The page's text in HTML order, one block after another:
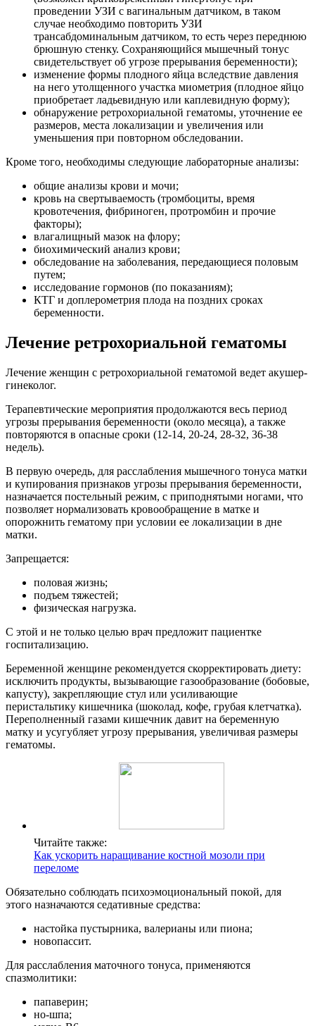
проведении УЗИ с вагинальным датчиком, в таком
случае необходимо повторить УЗИ
трансабдоминальным датчиком, то есть через переднюю
брюшную стенку. Сохраняющийся мышечный тонус
свидетельствует об угрозе прерывания беременности);
изменение формы плодного яйца вследствие давления
на него утолщенного участка миометрия (плодное яйцо
приобретает ладьевидную или каплевидную форму);
обнаружение ретрохориальной гематомы, уточнение ее
размеров, места локализации и увеличения или
уменьшения при повторном обследовании.
Кроме того, необходимы следующие лабораторные анализы:
общие анализы крови и мочи;
кровь на свертываемость (тромбоциты, время
кровотечения, фибриноген, протромбин и прочие
факторы);
влагалищный мазок на флору;
биохимический анализ крови;
обследование на заболевания, передающиеся половым
путем;
исследование гормонов (по показаниям);
КТГ и доплерометрия плода на поздних сроках
беременности.
Лечение ретрохориальной гематомы
Лечение женщин с ретрохориальной гематомой ведет акушер-
гинеколог.
Терапевтические мероприятия продолжаются весь период
угрозы прерывания беременности (около месяца), а также
повторяются в опасные сроки (12-14, 20-24, 28-32, 36-38
недель).
В первую очередь, для расслабления мышечного тонуса матки
и купирования признаков угрозы прерывания беременности,
назначается постельный режим, с приподнятыми ногами, что
позволяет нормализовать кровообращение в матке и
опорожнить гематому при условии ее локализации в дне
матки.
Запрещается:
половая жизнь;
подъем тяжестей;
физическая нагрузка.
С этой и не только целью врач предложит пациентке
госпитализацию.
Беременной женщине рекомендуется скорректировать диету:
исключить продукты, вызывающие газообразование (бобовые,
капусту), закрепляющие стул или усиливающие
перистальтику кишечника (шоколад, кофе, грубая клетчатка).
Переполненный газами кишечник давит на беременную
матку и усугубляет угрозу прерывания, увеличивая размеры
гематомы.
Читайте также:
Как ускорить наращивание костной мозоли при
переломе
Обязательно соблюдать психоэмоциональный покой, для
этого назначаются седативные средства:
настойка пустырника, валерианы или пиона;
новопассит.
Для расслабления маточного тонуса, применяются
спазмолитики:
папаверин;
но-шпа;